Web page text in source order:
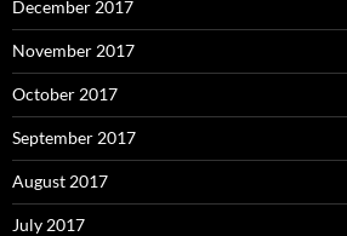
December 2017
November 2017
October 2017
September 2017
August 2017
July 2017